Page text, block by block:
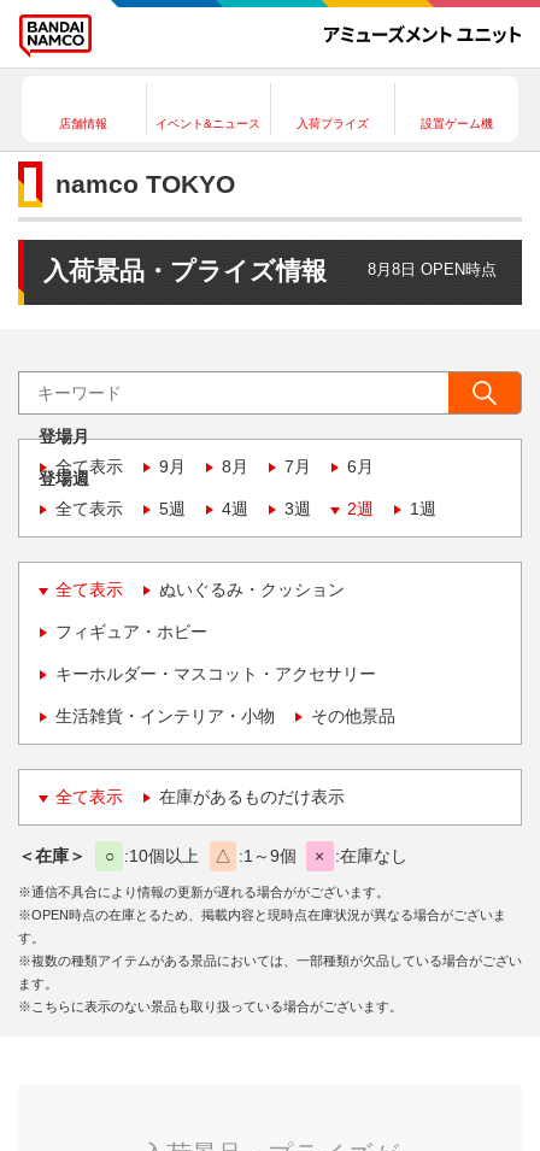
店舗情報 イベント&ニュース 入荷プライズ 設置ゲーム機
namco TOKYO
入荷景品・プライズ情報 8月8日 OPEN時点
登場月
全て表示
9月 8月 7月 6月
登場週
全て表示
5週 4週 3週 2週 1週
全て表示 ぬいぐるみ・クッション
フィギュア・ホビー
キーホルダー・マスコット・アクセサリー
生活雑貨・インテリア・小物 その他景品
全て表示 在庫があるものだけ表示
＜在庫＞ ○ 10個以上 △ 1～9個 × 在庫なし
※通信不具合により情報の更新が遅れる場合ががございます。
※OPEN時点の在庫とるため、掲載内容と現時点在庫状況が異なる場合がございま
す。
※複数の種類アイテムがある景品においては、一部種類が欠品している場合がござい
ます。
※こちらに表示のない景品も取り扱っている場合がございます。